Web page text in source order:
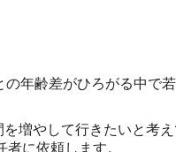
年齢差がひろがる中で
増やして行きたいと考
に依頼します。